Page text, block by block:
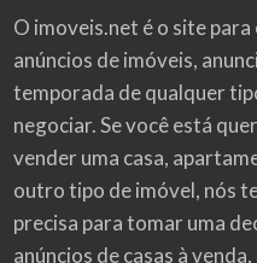
O imoveis.net é o site
anúncios de imóveis,
temporada de qualquer
negociar. Se você está
vender uma casa,
outro tipo de imóvel, nós
precisa para tomar uma
anúncios de casas à